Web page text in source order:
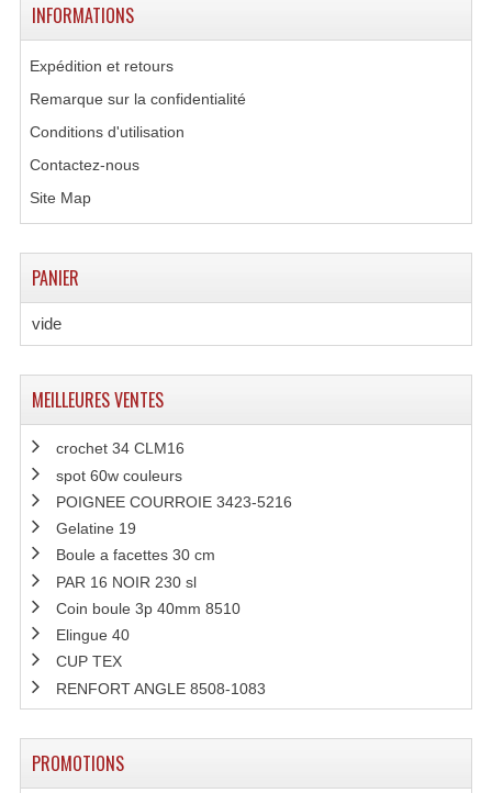
Cercle Struct Carrée 290
Monotubes Et Angles 50mm
Ponts - Portiques
Praticable Et Accessoires
Structure Echelle 290 Asd
Structures
Structures Carrées
INFORMATIONS
Expédition et retours
Remarque sur la confidentialité
Conditions d'utilisation
Contactez-nous
Site Map
PANIER
vide
MEILLEURES VENTES
crochet 34 CLM16
spot 60w couleurs
POIGNEE COURROIE 3423-5216
Gelatine 19
Boule a facettes 30 cm
PAR 16 NOIR 230 sl
Coin boule 3p 40mm 8510
Elingue 40
CUP TEX
RENFORT ANGLE 8508-1083
PROMOTIONS